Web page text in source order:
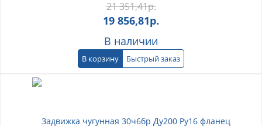
21 351,41р.
19 856,81р.
В наличии
В корзину Быстрый заказ